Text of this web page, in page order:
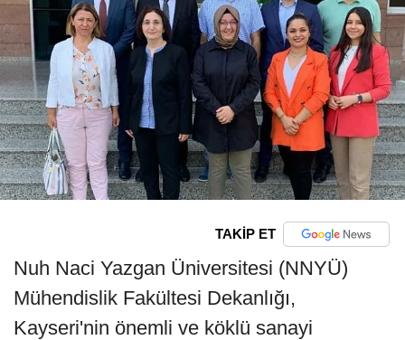
TAKİP ET
Nuh Naci Yazgan Üniversitesi (NNYÜ)
Mühendislik Fakültesi Dekanlığı,
Kayseri'nin önemli ve köklü sanayi